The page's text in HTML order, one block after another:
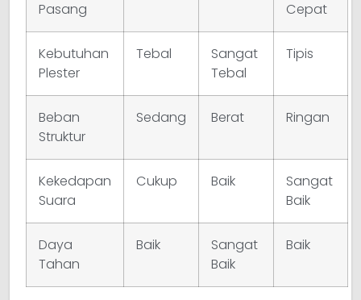
Pasang Cepat
Kebutuhan
Plester
Tebal
Sangat
Tebal
Tipis
Beban
Struktur
Sedang Berat Ringan
Kekedapan
Suara
Cukup Baik
Sangat
Baik
Daya
Tahan
Baik
Sangat
Baik
Baik